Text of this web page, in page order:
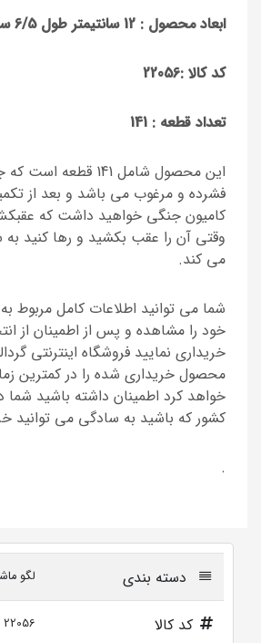
ابعاد محصول : 12 سانتیمتر طول 6/5 سانتیمتر ارتفاع
کد کالا :22056
تعداد قطعه : 141
این محصول شامل 141
فشرده و مرغوب می باشد و بعد از
کامیون جنگی خواهید داشت که
وقتی آن را عقب بکشید و رها کنید
می کند.
شما می توانید اطلاعات کامل مربوط به
خود را مشاهده و پس از اطمینان از
خریداری نمایید فروشگاه اینترنتی
محصول خریداری شده را در کمترین
خواهد کرد اطمینان داشته باشید شما
کشور که باشید به سادگی می توانید
.
دسته بندی لگو
کد کالا 22056